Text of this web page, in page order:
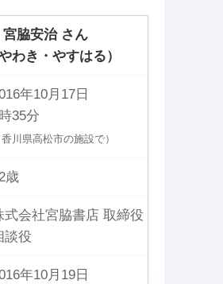
宮脇安治 さん
わき・やすはる）
年10月17日
35分
香川県高松市の施設で）
歳
式会社宮脇書店 取締役
談役
年10月19日